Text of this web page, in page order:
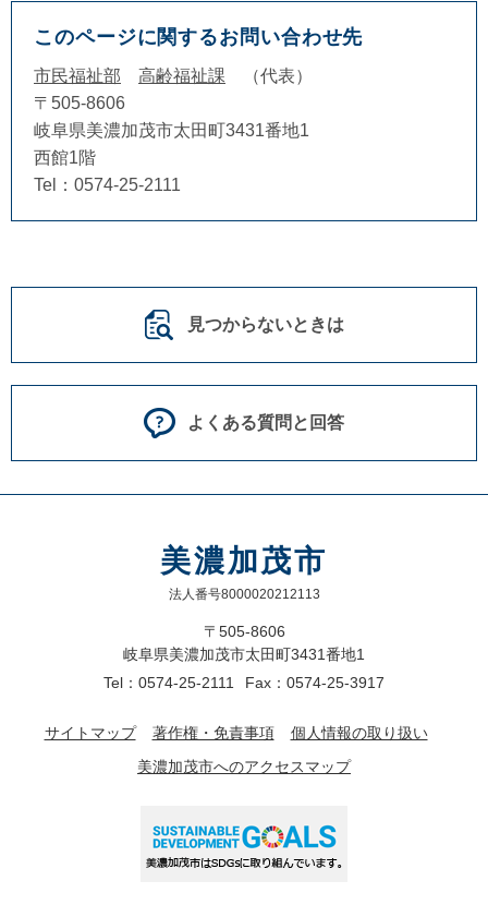
このページに関するお問い合わせ先
市民福祉部 高齢福祉課
代表
〒505-8606
岐阜県美濃加茂市太田町3431番地1
西館1階
Tel：0574-25-2111
見つからないときは
よくある質問と回答
美濃加茂市
法人番号8000020212113
〒505-8606
岐阜県美濃加茂市太田町3431番地1
Tel：0574-25-2111
Fax：0574-25-3917
サイトマップ 著作権・免責事項
個人情報の取り扱い
美濃加茂市へのアクセスマップ